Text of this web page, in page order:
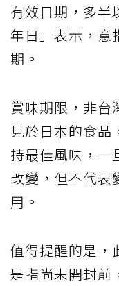
有效日期，多
年日」表示，意
期。
賞味期限，非台
見於日本的食品
持最佳風味，一
改變，但不代表
用。
值得提醒的是，
是指尚未開封前